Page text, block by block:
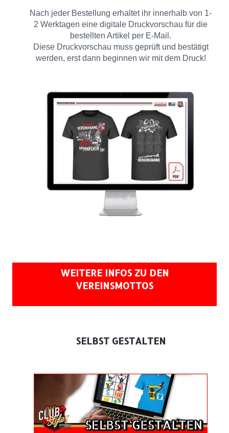
Nach jeder Bestellung erhaltet ihr innerhalb von 1-
2 Werktagen eine digitale Druckvorschau für die
bestellten Artikel per E-Mail.
Diese Druckvorschau muss geprüft und bestätigt
werden, erst dann beginnen wir mit dem Druck!
WEITERE INFOS ZU DEN
VEREINSMOTTOS
SELBST GESTALTEN